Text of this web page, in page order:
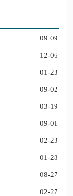
09-09
12-06
01-23
09-02
03-19
09-01
02-23
01-28
08-27
02-27